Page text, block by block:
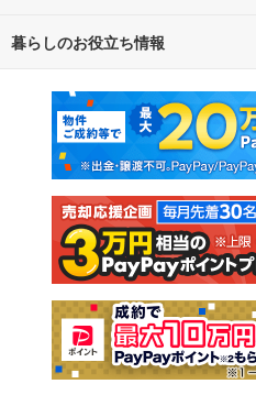
不動産・住宅
新築マンション
新築一戸建て
注文住宅
売却査定
暮らしのお役立ち情報
マンションカタログ